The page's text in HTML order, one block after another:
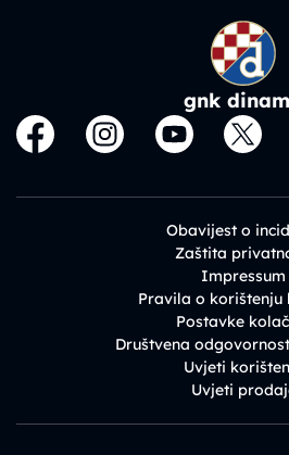
gnk
Obavijest o
Zaštita
Impressum
Pravila o korištenju
Postavke
Društvena
Uvjeti
Uvjeti